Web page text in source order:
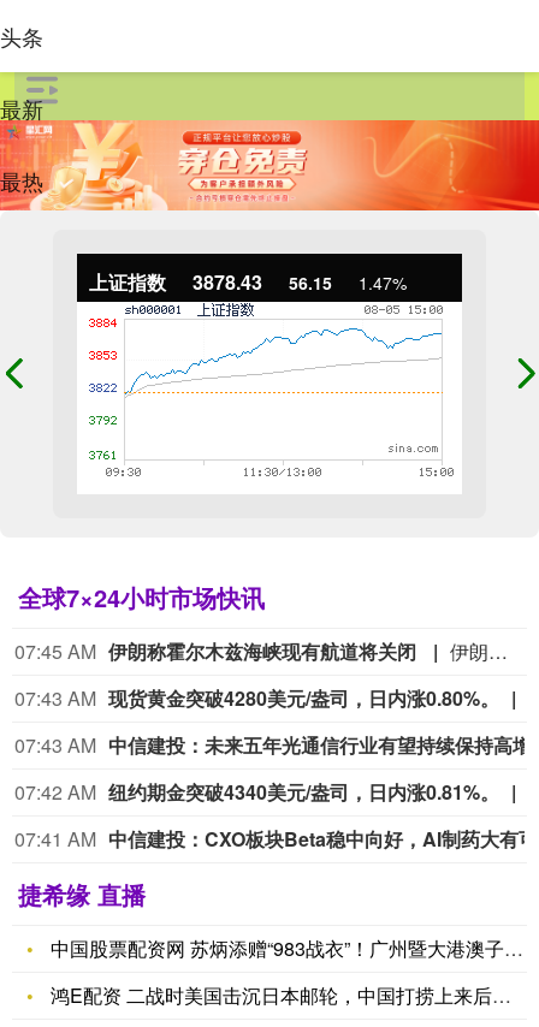
上证指数 3878.43 56.15 1.47%
全球7×24小时市场快讯
07:41 AM
07:39 AM
07:39 AM 台风“白海豚” 7日白天移入东海
中央气象台8月6日06时继续发布台风蓝色预警：今年第13号台风“白海豚”（强台风级）的中心今天（6日）早晨5点钟位于浙江省温州市偏东方向约1360公里的西北太平洋上，就是北纬26.4度、东经134.3度，中心附近最大风力有14级（42米/秒），中心最低气压为955百帕，七级风圈半径为260-360公里，十级风圈半径为120-160公里，十二级风圈半径为60-80公里。预计，“白海豚”将以每小时15-20公里的速度向偏西方向移动，强度变化不大或略有增强，7日白天穿过琉球群岛后移入东海，并逐渐向华东沿海靠近。
07:39 AM 中信建投：定价回归基本面，把握成长修复窗口
07:38 AM
捷希缘 直播
中国股票配资网 苏炳添赠“983战衣”！广州暨大港澳子弟学校
鸿E配资 二战时美国击沉日本邮轮，中国打捞上来后，船上40吨
头条
最新
最热